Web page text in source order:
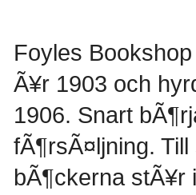
Foyles
Ã¥r 1903 och
1906. Snart
fÃ¶rsÃ¤ljning.
bÃ¶ckerna stÃ¥r